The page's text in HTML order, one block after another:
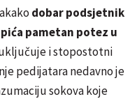
dobar podsjetnik
pametan potez u
i stopostotni
pedijatara nedavno je
sokova koje